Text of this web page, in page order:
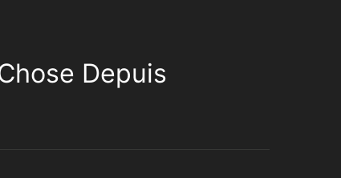
Depuis